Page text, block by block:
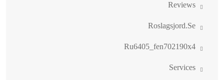
Reviews
Roslagsjord.se
Ru6405_fen702190x4
Services